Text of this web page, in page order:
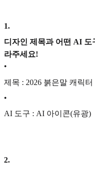
1.
디자인 제목과 어떤 AI 도
라주세요!
•
제목 : 2026 붉은말 캐릭터
•
AI 도구 : AI 아이콘(유광)
2.